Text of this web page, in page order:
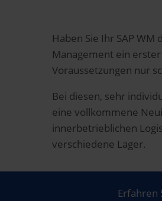
Haben Sie Ihr SAP
Management ein
Voraussetzungen nur
Bei diesen, sehr
eine vollkommene
innerbetrieblichen
verschiedene Lager.
Erfahren